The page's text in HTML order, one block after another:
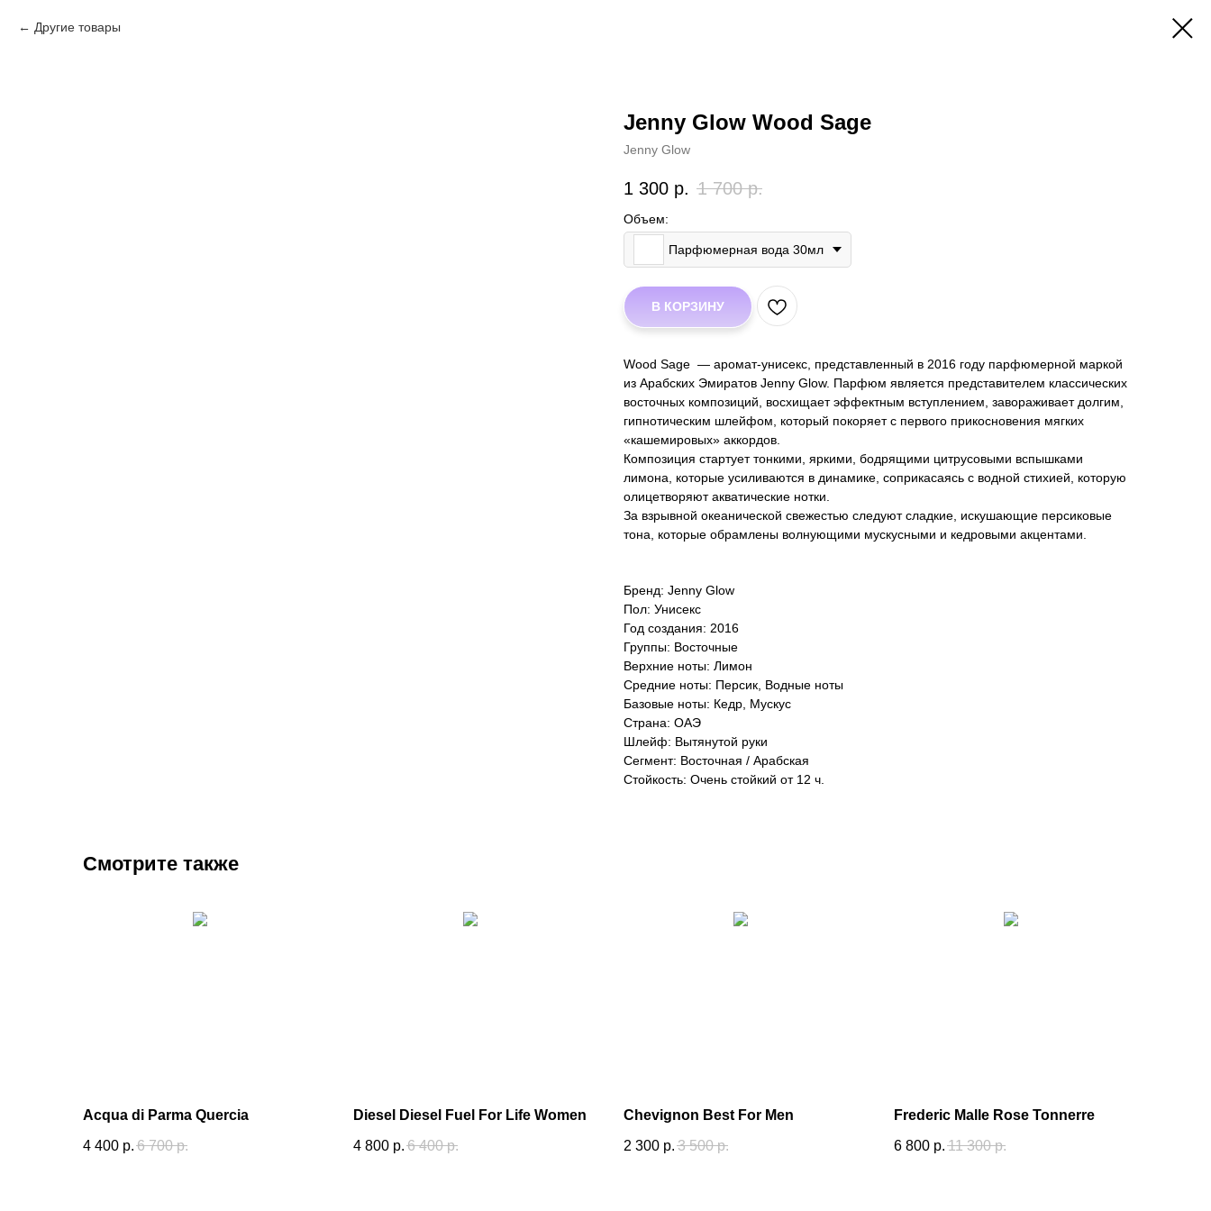
Другие товары
Jenny Glow Wood Sage
Jenny Glow
1 300 р. 1 700 р.
Объем:
Парфюмерная вода 30мл
В КОРЗИНУ
Wood Sage — аромат-унисекс, представленный в 2016 году парфюмерной маркой
из Арабских Эмиратов Jenny Glow. Парфюм является представителем классических
восточных композиций, восхищает эффектным вступлением, завораживает долгим,
гипнотическим шлейфом, который покоряет с первого прикосновения мягких
«кашемировых» аккордов.
Композиция стартует тонкими, яркими, бодрящими цитрусовыми вспышками
лимона, которые усиливаются в динамике, соприкасаясь с водной стихией, которую
олицетворяют акватические нотки.
За взрывной океанической свежестью следуют сладкие, искушающие персиковые
тона, которые обрамлены волнующими мускусными и кедровыми акцентами.
Бренд: Jenny Glow
Пол: Унисекс
Год создания: 2016
Группы: Восточные
Верхние ноты: Лимон
Средние ноты: Персик, Водные ноты
Базовые ноты: Кедр, Мускус
Страна: ОАЭ
Шлейф: Вытянутой руки
Сегмент: Восточная / Арабская
Стойкость: Очень стойкий от 12 ч.
Смотрите также
Acqua di Parma Quercia
4 400 р. 6 700 р.
Diesel Diesel Fuel For Life Women
4 800 р. 6 400 р.
Chevignon Best For Men
2 300 р. 3 500 р.
Frederic Malle Rose Tonnerre
6 800 р. 11 300 р.